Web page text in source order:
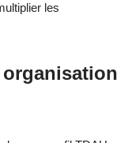
les
organisation